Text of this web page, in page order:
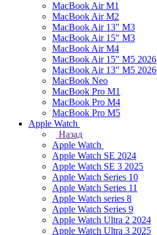
MacBook Air M1
MacBook Air M2
MacBook Air 13" M3
MacBook Air 15" M3
MacBook Air M4
MacBook Air 15" М5 2026
MacBook Air 13" М5 2026
MacBook Neo
MacBook Pro M1
MacBook Pro M4
MacBook Pro M5
Apple Watch
Назад
Apple Watch
Apple Watch SE 2024
Apple Watch SE 3 2025
Apple Watch Series 10
Apple Watch Series 11
Apple Watch series 8
Apple Watch Series 9
Apple Watch Ultra 2 2024
Apple Watch Ultra 3 2025